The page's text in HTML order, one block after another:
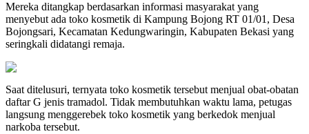
Mereka ditangkap berdasarkan informasi masyarakat yang
menyebut ada toko kosmetik di Kampung Bojong RT 01/01, Desa
Bojongsari, Kecamatan Kedungwaringin, Kabupaten Bekasi yang
seringkali didatangi remaja.
Saat ditelusuri, ternyata toko kosmetik tersebut menjual obat-obatan
daftar G jenis tramadol. Tidak membutuhkan waktu lama, petugas
langsung menggerebek toko kosmetik yang berkedok menjual
narkoba tersebut.